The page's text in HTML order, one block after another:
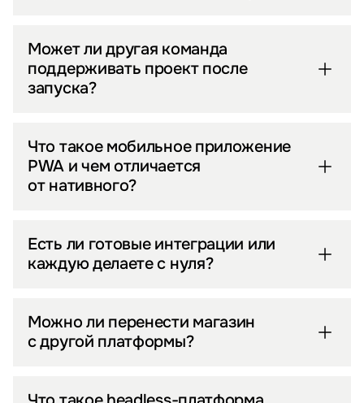
Может ли другая команда
поддерживать проект после
запуска?
Что такое мобильное приложение
PWA и чем отличается
от нативного?
Есть ли готовые интеграции или
каждую делаете с нуля?
Можно ли перенести магазин
с другой платформы?